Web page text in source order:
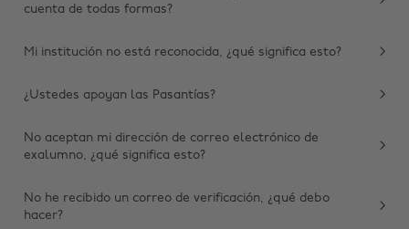
cuenta de todas formas?
Mi institución no está reconocida, ¿qué significa esto?
¿Ustedes apoyan las Pasantías?
No aceptan mi dirección de correo electrónico de
exalumno, ¿qué significa esto?
No he recibido un correo de verificación, ¿qué debo
hacer?